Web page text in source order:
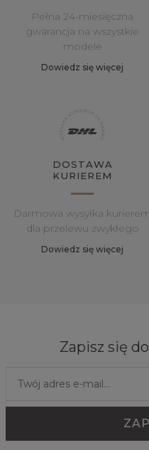
Pełna 24-miesięczna
gwarancja na wszystkie
modele
Dowiedz się więcej
DOSTAWA
KURIEREM
Darmowa wysyłka
dla przelewu zwykłego
Dowiedz się więcej
Zapisz się